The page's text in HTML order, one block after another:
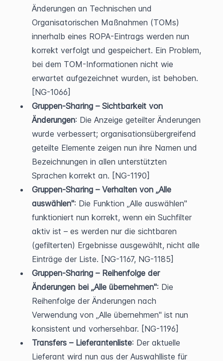
Änderungen an Technischen und
Organisatorischen Maßnahmen (TOMs)
innerhalb eines ROPA-Eintrags werden nun
korrekt verfolgt und gespeichert. Ein Problem,
bei dem TOM-Informationen nicht wie
erwartet aufgezeichnet wurden, ist behoben.
[NG-1066]
Gruppen-Sharing – Sichtbarkeit von
Änderungen: Die Anzeige geteilter Änderungen
wurde verbessert; organisationsübergreifend
geteilte Elemente zeigen nun ihre Namen und
Bezeichnungen in allen unterstützten
Sprachen korrekt an. [NG-1190]
Gruppen-Sharing – Verhalten von „Alle
auswählen": Die Funktion „Alle auswählen"
funktioniert nun korrekt, wenn ein Suchfilter
aktiv ist – es werden nur die sichtbaren
(gefilterten) Ergebnisse ausgewählt, nicht alle
Einträge der Liste. [NG-1167, NG-1185]
Gruppen-Sharing – Reihenfolge der
Änderungen bei „Alle übernehmen": Die
Reihenfolge der Änderungen nach
Verwendung von „Alle übernehmen" ist nun
konsistent und vorhersehbar. [NG-1196]
Transfers – Lieferantenliste: Der aktuelle
Lieferant wird nun aus der Auswahlliste für